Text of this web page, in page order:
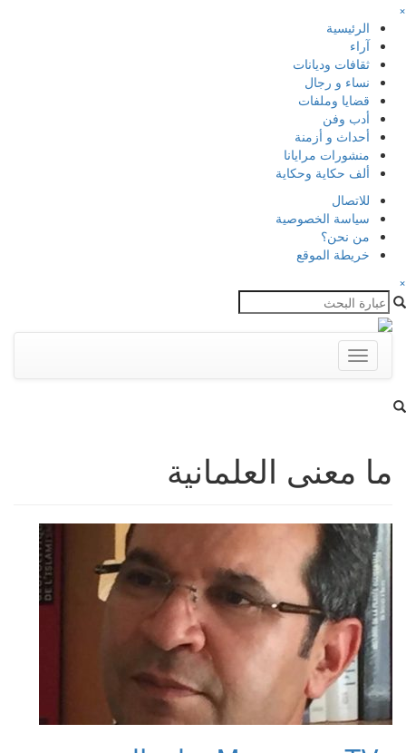
×
الرئيسية
آراء
ثقافات وديانات
نساء و رجال
قضايا وملفات
أدب وفن
أحداث و أزمنة
منشورات مرايانا
ألف حكاية وحكاية
للاتصال
سياسة الخصوصية
من نحن؟
خريطة الموقع
×
Toggle
navigation
ما معنى العلمانية